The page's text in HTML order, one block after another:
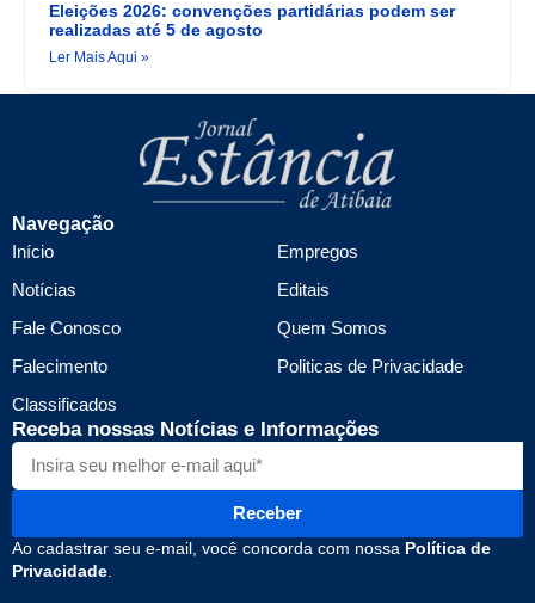
Eleições 2026: convenções partidárias podem ser
realizadas até 5 de agosto
Ler Mais Aqui »
Navegação
Início
Notícias
Fale Conosco
Falecimento
Classificados
Empregos
Editais
Quem Somos
Politicas de Privacidade
Receba nossas Notícias e Informações
Receber
Ao cadastrar seu e-mail, você concorda com nossa Política de
Privacidade